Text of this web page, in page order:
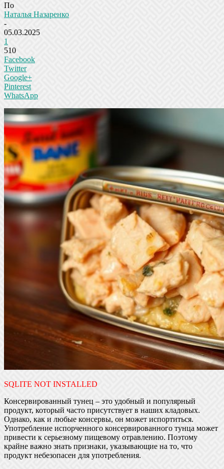
По
Наталья Назаренко
-
05.03.2025
1
510
Facebook
Twitter
Google+
Pinterest
WhatsApp
SQLITE NOT INSTALLED
Консервированный тунец – это удобный и популярный
продукт, который часто присутствует в наших кладовых.
Однако, как и любые консервы, он может испортиться.
Употребление испорченного консервированного тунца может
привести к серьезному пищевому отравлению. Поэтому
крайне важно знать признаки, указывающие на то, что
продукт небезопасен для употребления.